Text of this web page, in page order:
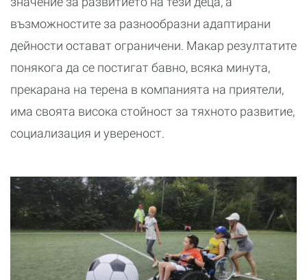
възможностите за разнообразни адаптирани
дейности остават ограничени. Макар резултатите
понякога да се постигат бавно, всяка минута,
прекарана на терена в компанията на приятели,
има своята висока стойност за тяхното развитие,
социализация и увереност.